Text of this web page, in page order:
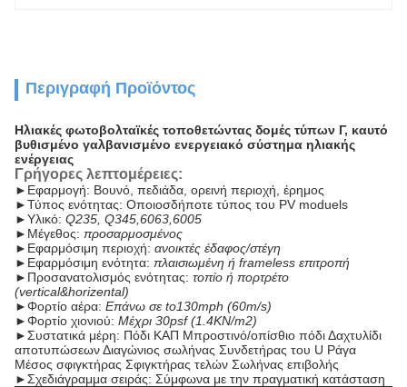
Περιγραφή Προϊόντος
Ηλιακές φωτοβολταϊκές τοποθετώντας δομές τύπων Γ, καυτό
βυθισμένο γαλβανισμένο ενεργειακό σύστημα ηλιακής
ενέργειας
Γρήγορες λεπτομέρειες:
► Εφαρμογή: Βουνό, πεδιάδα, ορεινή περιοχή, έρημος
►Τύπος ενότητας: Οποιοσδήποτε τύπος του PV moduels
►Υλικό: Q235, Q345,6063,6005
► Μέγεθος: προσαρμοσμένος
► Εφαρμόσιμη περιοχή: ανοικτές έδαφος/στέγη
► Εφαρμόσιμη ενότητα: πλαισιωμένη ή frameless επιτροπή
► Προσανατολισμός ενότητας: τοπίο ή πορτρέτο
(vertical&horizental)
►Φορτίο αέρα: Επάνω σε to130mph (60m/s)
►Φορτίο χιονιού: Μέχρι 30psf (1.4KN/m2)
►Συστατικά μέρη: Πόδι ΚΑΠ Μπροστινό/οπίσθιο πόδι Δαχτυλίδι
αποτυπώσεων Διαγώνιος σωλήνας Συνδετήρας του U Ράγα
Μέσος σφιγκτήρας Σφιγκτήρας τελών Σωλήνας επιβολής
►Σχεδιάγραμμα σειράς: Σύμφωνα με την πραγματική κατάσταση